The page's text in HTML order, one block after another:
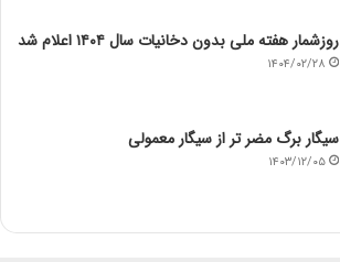
روزشمار هفته ملی بدون دخانیات سال ۱۴۰۴ اعلام شد
۱۴۰۴/۰۲/۲۸
سیگار برگ مضر تر از سیگار معمولی
۱۴۰۳/۱۲/۰۵